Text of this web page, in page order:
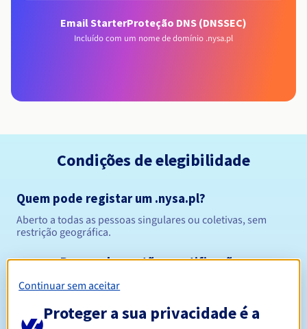
Email StarterProteção DNS (DNSSEC)
Incluído com um nome de domínio .nysa.pl
Condições de elegibilidade
Quem pode registar um .nysa.pl?
Aberto a todas as pessoas singulares ou coletivas, sem
restrição geográfica.
Regras de gestão e notificações
Continuar sem aceitar
Proteger a sua privacidade é a